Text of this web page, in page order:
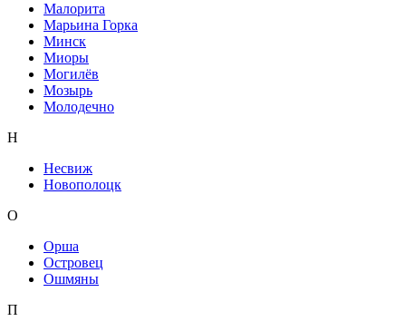
Малорита
Марьина Горка
Минск
Миоры
Могилёв
Мозырь
Молодечно
Н
Несвиж
Новополоцк
О
Орша
Островец
Ошмяны
П